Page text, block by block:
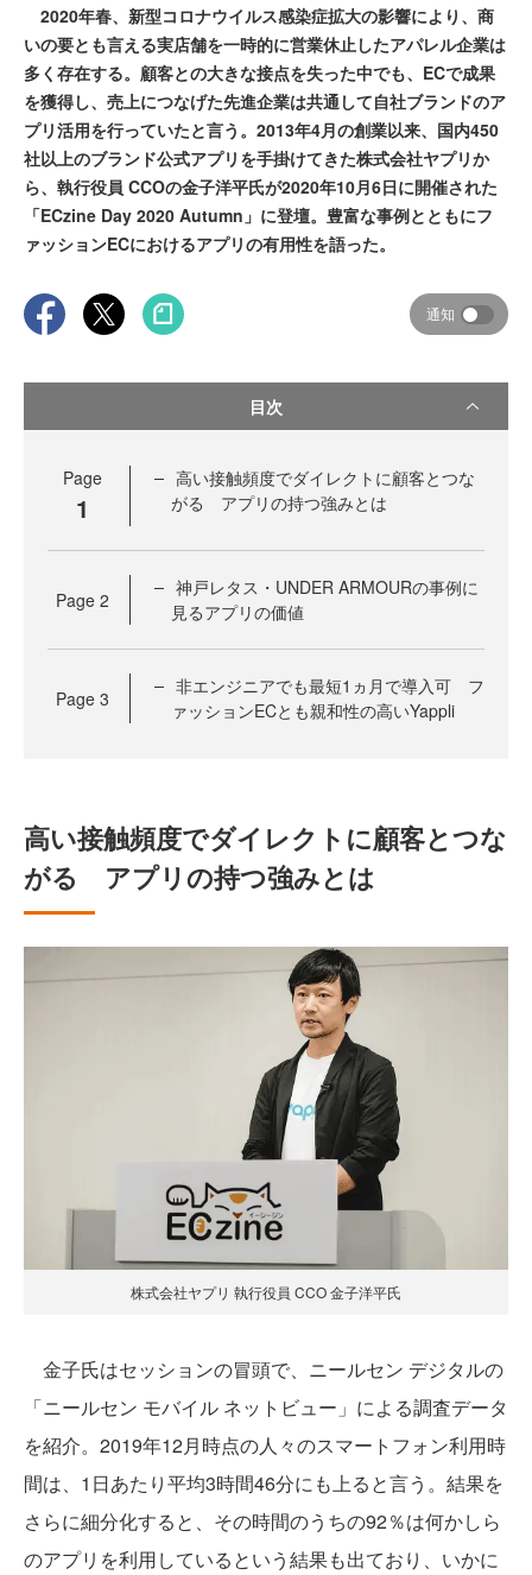
2020年春、新型コロナウイルス感染症拡大の影響により、商
いの要とも言える実店舗を一時的に営業休止したアパレル企業は
多く存在する。顧客との大きな接点を失った中でも、ECで成果
を獲得し、売上につなげた先進企業は共通して自社ブランドのア
プリ活用を行っていたと言う。2013年4月の創業以来、国内450
社以上のブランド公式アプリを手掛けてきた株式会社ヤプリか
ら、執行役員 CCOの金子洋平氏が2020年10月6日に開催された
「ECzine Day 2020 Autumn」に登壇。豊富な事例とともにフ
ァッションECにおけるアプリの有用性を語った。
通知
目次
Page
1
高い接触頻度でダイレクトに顧客とつな
がる アプリの持つ強みとは
Page 2
神戸レタス・UNDER ARMOURの事例に
見るアプリの価値
Page 3
非エンジニアでも最短1ヵ月で導入可 フ
ァッションECとも親和性の高いYappli
高い接触頻度でダイレクトに顧客とつな
がる アプリの持つ強みとは
株式会社ヤプリ 執行役員 CCO 金子洋平氏
金子氏はセッションの冒頭で、ニールセン デジタルの
「ニールセン モバイル ネットビュー」による調査データ
を紹介。2019年12月時点の人々のスマートフォン利用時
間は、1日あたり平均3時間46分にも上ると言う。結果を
さらに細分化すると、その時間のうちの92％は何かしら
のアプリを利用しているという結果も出ており、いかに